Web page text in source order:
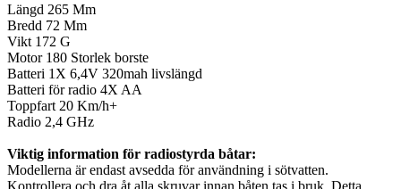
Längd 265 Mm
Bredd 72 Mm
Vikt 172 G
Motor 180 Storlek borste
Batteri 1X 6,4V 320mah livslängd
Batteri för radio 4X AA
Toppfart 20 Km/h+
Radio 2,4 GHz
Viktig information för radiostyrda båtar:
Modellerna är endast avsedda för användning i sötvatten.
Kontrollera och dra åt alla skruvar innan båten tas i bruk. Detta